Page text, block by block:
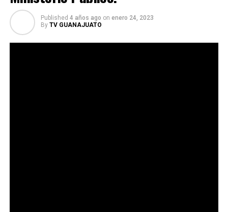
Published 4 años ago on enero 24, 2023
By TV GUANAJUATO